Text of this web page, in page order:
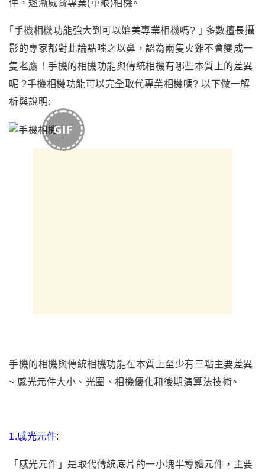
件，逐漸威脅專業(單眼)相機∘
｢手機相機功能強大到可以媲美專業相機嗎? ｣ 多數擅長攝
影的專家都對此論點嗤之以鼻，認為兩隻火雞不會變成一
隻老鷹！ 手機的相機功能與傳統相機有哪些本質上的差異
呢 ?手機相機功能可以完全取代專業相機嗎? 以下做一解
析與說明:
GIF
手機的相機與傳統相機功能在本質上至少有三點主要差異
~ 感光元件大小、光圈、 相機優化和後期演算法技術∘
1.感光元件:
「感光元件」是取代傳統底片的一小塊半導體元件，主要